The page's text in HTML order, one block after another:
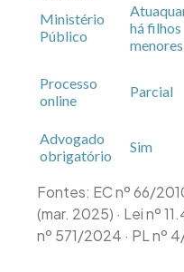
Ministério
Público
Atua
há filhos
menores
Processo
online
Parcial
Advogado
obrigatório
Sim
Fontes: EC nº 66/
(mar. 2025) · Lei nº
nº 571/2024 · PL nº